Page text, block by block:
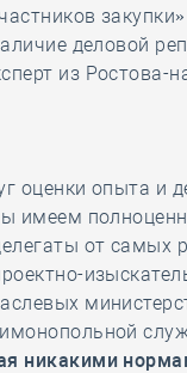
деловой
из Ростова-
оценки опыта и
имеем
от самых
никакими